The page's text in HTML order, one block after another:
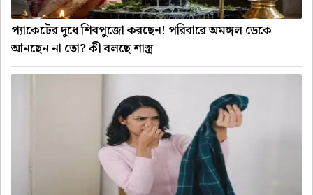
প্যাকেটের দুধে শিবপুজো করছেন! পরিবারে অমঙ্গল ডেকে
আনছেন না তো? কী বলছে শাস্ত্র